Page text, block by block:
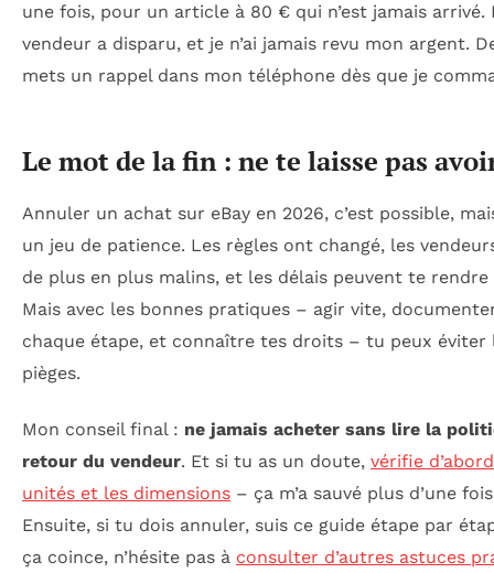
une fois, pour un article à 80 € qui n’est jamais arrivé.
vendeur a disparu, et je n’ai jamais revu mon argent.
mets un rappel dans mon téléphone dès que je
Le mot de la fin : ne te laisse pas
Annuler un achat sur eBay en 2026, c’est possible,
un jeu de patience. Les règles ont changé, les
de plus en plus malins, et les délais peuvent te rendre
Mais avec les bonnes pratiques – agir vite,
chaque étape, et connaître tes droits – tu peux éviter
pièges.
Mon conseil final : ne jamais acheter sans lire la
retour du vendeur. Et si tu as un doute, vérifie
unités et les dimensions – ça m’a sauvé plus d’une
Ensuite, si tu dois annuler, suis ce guide étape par
ça coince, n’hésite pas à consulter d’autres astuces